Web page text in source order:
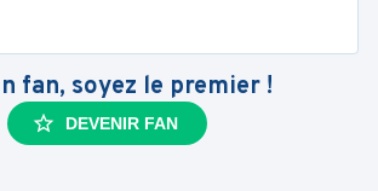
fan, soyez le premier !
DEVENIR FAN